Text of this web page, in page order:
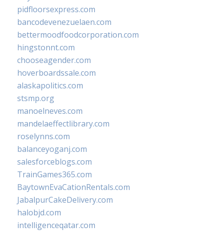
pidfloorsexpress.com
bancodevenezuelaen.com
bettermoodfoodcorporation.com
hingstonnt.com
chooseagender.com
hoverboardssale.com
alaskapolitics.com
stsmp.org
manoelneves.com
mandelaeffectlibrary.com
roselynns.com
balanceyoganj.com
salesforceblogs.com
TrainGames365.com
BaytownEvaCationRentals.com
JabalpurCakeDelivery.com
halobjd.com
intelligenceqatar.com